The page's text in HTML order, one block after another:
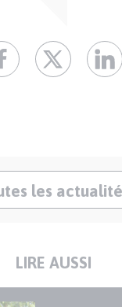
les
LIRE AUSSI